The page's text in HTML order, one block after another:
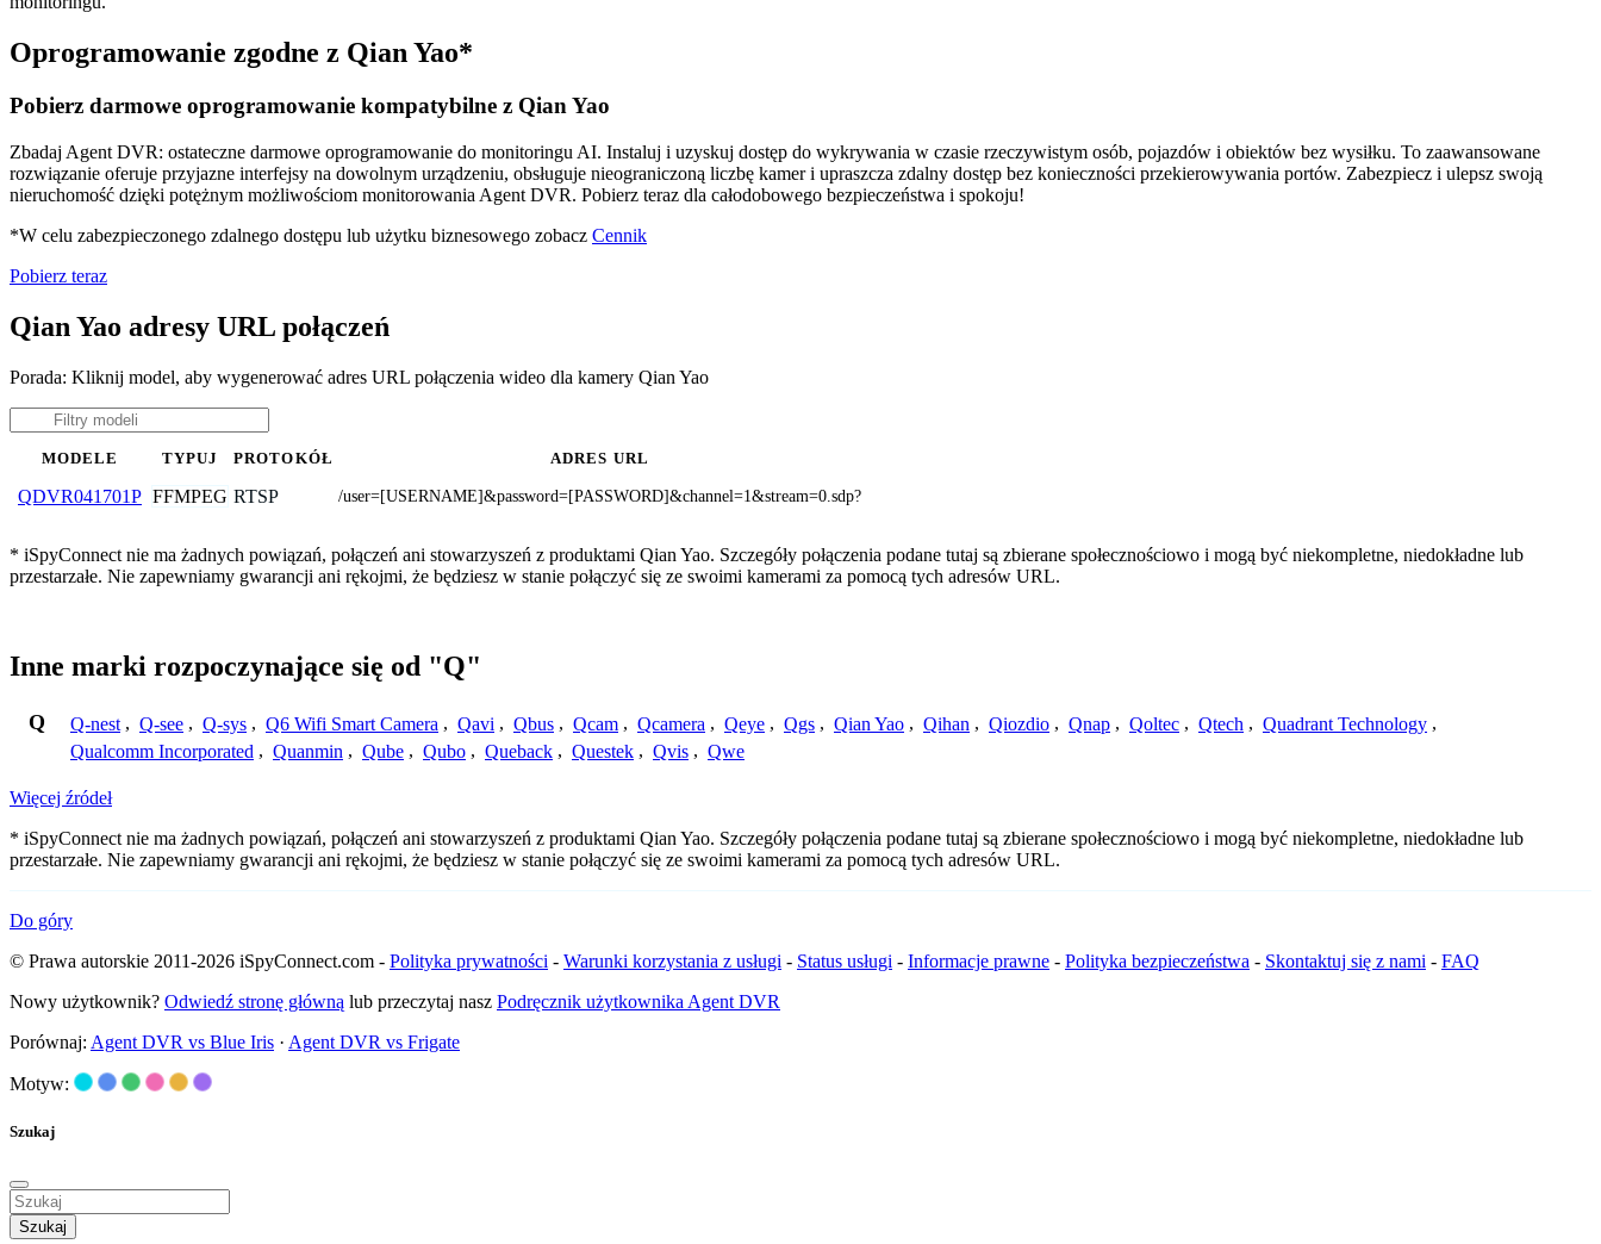
Oprogramowanie zgodne z Qian Yao*
Pobierz darmowe oprogramowanie kompatybilne z Qian Yao
Zbadaj Agent DVR: ostateczne darmowe oprogramowanie do monitoringu AI. Instaluj i uzyskuj dostęp do wykrywania w czasie rzeczywistym osób, pojazdów i obiektów bez wysiłku. To zaawansowane
rozwiązanie oferuje przyjazne interfejsy na dowolnym urządzeniu, obsługuje nieograniczoną liczbę kamer i upraszcza zdalny dostęp bez konieczności przekierowywania portów. Zabezpiecz i ulepsz swoją
nieruchomość dzięki potężnym możliwościom monitorowania Agent DVR. Pobierz teraz dla całodobowego bezpieczeństwa i spokoju!
*W celu zabezpieczonego zdalnego dostępu lub użytku biznesowego zobacz Cennik
Pobierz teraz
Qian Yao adresy URL połączeń
Porada: Kliknij model, aby wygenerować adres URL połączenia wideo dla kamery Qian Yao
MODELE TYPUJ PROTOKÓŁ ADRES URL
QDVR041701P FFMPEG RTSP /user=[USERNAME]&password=[PASSWORD]&channel=1&stream=0.sdp?
* iSpyConnect nie ma żadnych powiązań, połączeń ani stowarzyszeń z produktami Qian Yao. Szczegóły połączenia podane tutaj są zbierane społecznościowo i mogą być niekompletne, niedokładne lub
przestarzałe. Nie zapewniamy gwarancji ani rękojmi, że będziesz w stanie połączyć się ze swoimi kamerami za pomocą tych adresów URL.
Inne marki rozpoczynające się od "Q"
Q Q-nest , Q-see , Q-sys , Q6 Wifi Smart Camera , Qavi , Qbus , Qcam , Qcamera , Qeye , Qgs , Qian Yao , Qihan , Qiozdio , Qnap , Qoltec , Qtech , Quadrant Technology ,
Qualcomm Incorporated , Quanmin , Qube , Qubo , Queback , Questek , Qvis , Qwe
Więcej źródeł
* iSpyConnect nie ma żadnych powiązań, połączeń ani stowarzyszeń z produktami Qian Yao. Szczegóły połączenia podane tutaj są zbierane społecznościowo i mogą być niekompletne, niedokładne lub
przestarzałe. Nie zapewniamy gwarancji ani rękojmi, że będziesz w stanie połączyć się ze swoimi kamerami za pomocą tych adresów URL.
Do góry
© Prawa autorskie 2011-2026 iSpyConnect.com - Polityka prywatności - Warunki korzystania z usługi - Status usługi - Informacje prawne - Polityka bezpieczeństwa - Skontaktuj się z nami - FAQ
Nowy użytkownik? Odwiedź stronę główną lub przeczytaj nasz Podręcznik użytkownika Agent DVR
Porównaj: Agent DVR vs Blue Iris · Agent DVR vs Frigate
Motyw:
Szukaj
Szukaj